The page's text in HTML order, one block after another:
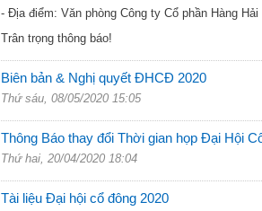
- Địa điểm: Văn phòng Công ty Cổ phần Hàng
Trân trọng thông báo!
Biên bản & Nghị quyết ĐHCĐ 2020
Thứ sáu, 08/05/2020 15:05
Thông Báo thay đổi Thời gian họp Đại Hội
Thứ hai, 20/04/2020 18:04
Tài liệu Đại hội cổ đông 2020